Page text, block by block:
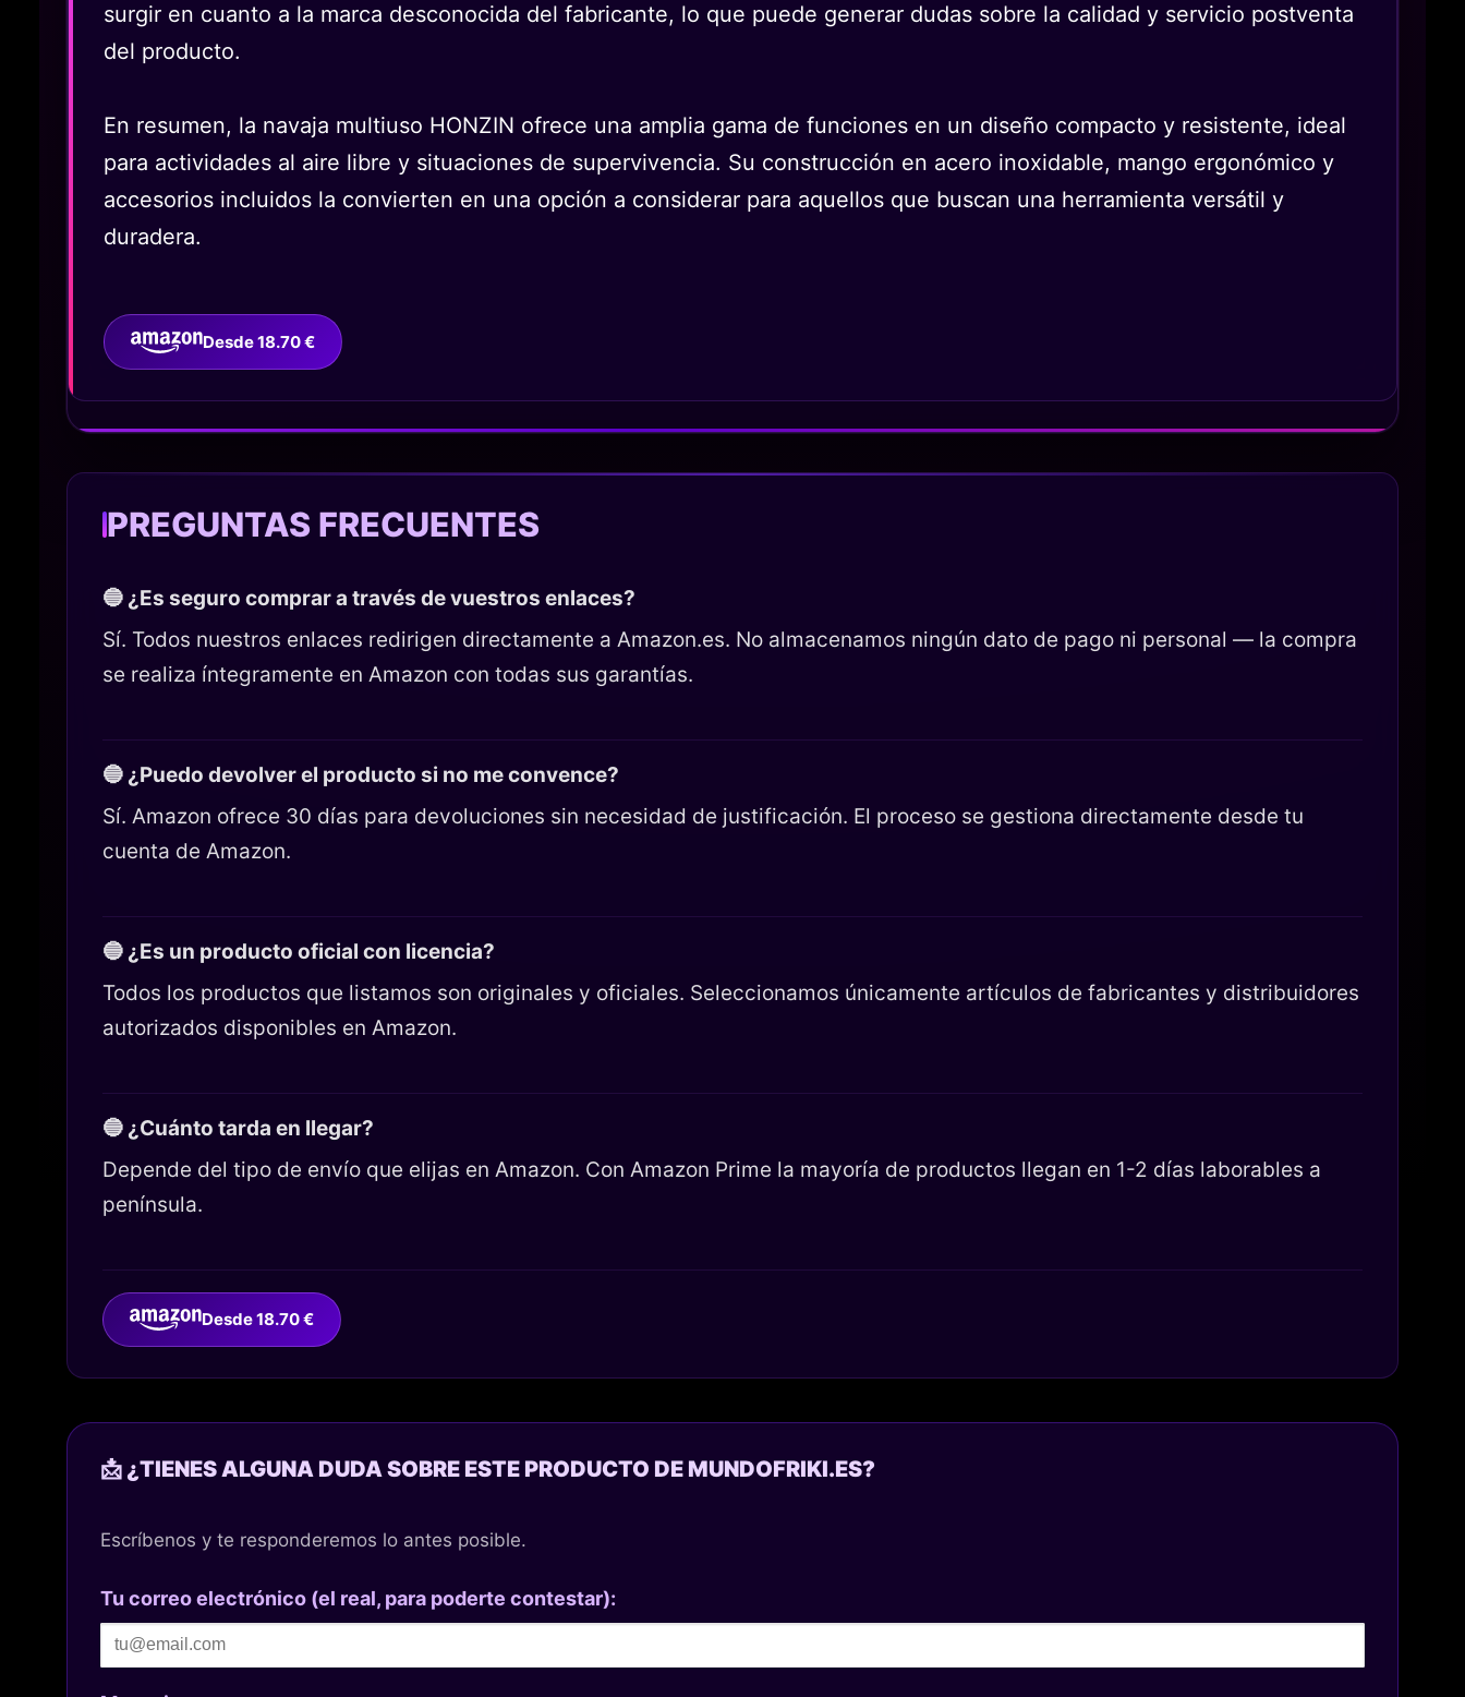
surgir en cuanto a la marca desconocida del fabricante, lo que puede generar dudas sobre la calidad y servicio postventa
del producto.
En resumen, la navaja multiuso HONZIN ofrece una amplia gama de funciones en un diseño compacto y resistente, ideal
para actividades al aire libre y situaciones de supervivencia. Su construcción en acero inoxidable, mango ergonómico y
accesorios incluidos la convierten en una opción a considerar para aquellos que buscan una herramienta versátil y
duradera.
Desde 18.70 €
PREGUNTAS FRECUENTES
🔵 ¿Es seguro comprar a través de vuestros enlaces?
Sí. Todos nuestros enlaces redirigen directamente a Amazon.es. No almacenamos ningún dato de pago ni personal — la compra
se realiza íntegramente en Amazon con todas sus garantías.
🔵 ¿Puedo devolver el producto si no me convence?
Sí. Amazon ofrece 30 días para devoluciones sin necesidad de justificación. El proceso se gestiona directamente desde tu
cuenta de Amazon.
🔵 ¿Es un producto oficial con licencia?
Todos los productos que listamos son originales y oficiales. Seleccionamos únicamente artículos de fabricantes y distribuidores
autorizados disponibles en Amazon.
🔵 ¿Cuánto tarda en llegar?
Depende del tipo de envío que elijas en Amazon. Con Amazon Prime la mayoría de productos llegan en 1-2 días laborables a
península.
Desde 18.70 €
📩 ¿TIENES ALGUNA DUDA SOBRE ESTE PRODUCTO DE MUNDOFRIKI.ES?
Escríbenos y te responderemos lo antes posible.
Tu correo electrónico (el real, para poderte contestar):